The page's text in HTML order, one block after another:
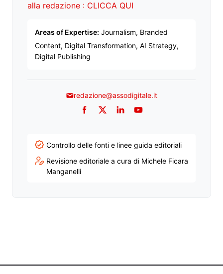
alla redazione : CLICCA QUI
Areas of Expertise: Journalism, Branded
Content, Digital Transformation, AI Strategy,
Digital Publishing
redazione@assodigitale.it
Facebook
TwitterLinkedInYouTube
Controllo delle fonti e linee guida editoriali
Revisione editoriale a cura di Michele Ficara
Manganelli